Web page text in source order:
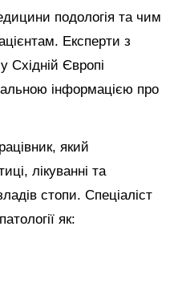
подологія та чим
Експерти з
Східній Європі
інформацією про
який
лікуванні та
стопи. Спеціаліст
як: